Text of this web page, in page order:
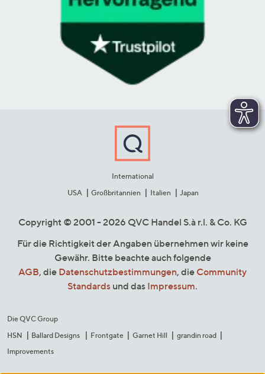
International
USA
Großbritannien Italien Japan
Copyright © 2001 - 2026 QVC Handel S.à r.l. & Co. KG
Für die Richtigkeit der Angaben übernehmen wir keine
Gewähr. Bitte beachte auch folgende
AGB, die Datenschutzbestimmungen, die Community
Standards und das Impressum.
Die QVC Group
HSN
Ballard Designs Frontgate Garnet Hill
grandin road
Improvements